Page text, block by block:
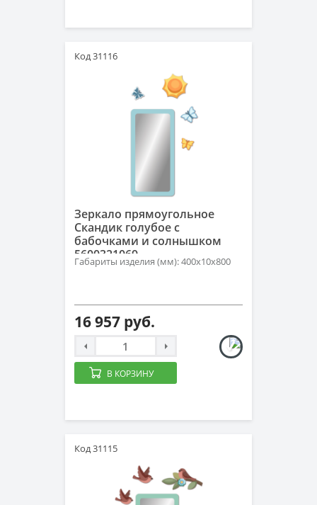
Код 31116
Зеркало прямоугольное
Скандик голубое с
бабочками и солнышком
5600321069
Габариты изделия (мм): 400х10х800
16 957 руб.
В КОРЗИНУ
Код 31115